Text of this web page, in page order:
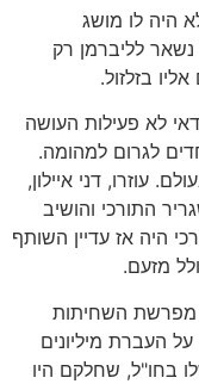
היה לו מושג
נשאר לליברמן רק
בזלזול.
לא פעילות העושה
לגרום למהומה.
עוזרו, דני איילון,
התורכי והושיב
היה אז עדיין השותף
מזעם.
מפרשת השחיתות
הוא נחקר כבר 14 שנים על העברת מיליונים
בחו"ל, שחלקם היו